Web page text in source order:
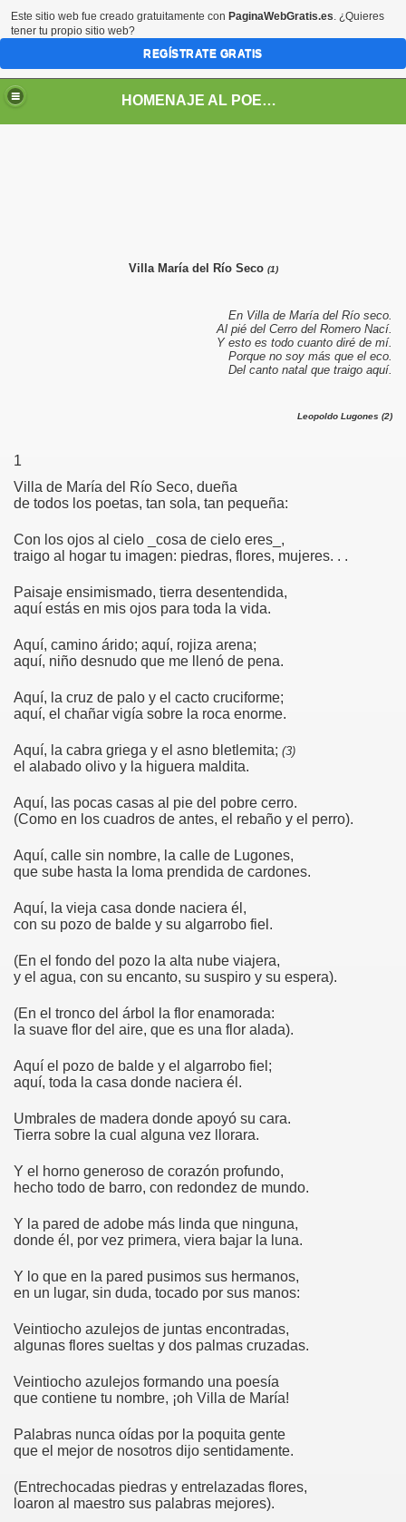
HOMENAJE AL POETA ARGENTINO JOSE PEDRONI
Villa María del Río Seco (1)
En Villa de María del Río seco.
Al pié del Cerro del Romero Nací.
Y esto es todo cuanto diré de mí.
Porque no soy más que el eco.
Del canto natal que traigo aquí.
Leopoldo Lugones (2)
1
Villa de María del Río Seco, dueña
de todos los poetas, tan sola, tan pequeña:
Con los ojos al cielo _ cosa de cielo eres_ ,
traigo al hogar tu imagen: piedras, flores, mujeres. . .
Paisaje ensimismado, tierra desentendida,
aquí estás en mis ojos para toda la vida.
Aquí, camino árido; aquí, rojiza arena;
aquí, niño desnudo que me llenó de pena.
Aquí, la cruz de palo y el cacto cruciforme;
aquí, el chañar vigía sobre la roca enorme.
Aquí, la cabra griega y el asno bletlemita; (3)
el alabado olivo y la higuera maldita.
Aquí, las pocas casas al pie del pobre cerro.
(Como en los cuadros de antes, el rebaño y el perro).
Aquí, calle sin nombre, la calle de Lugones,
que sube hasta la loma prendida de cardones.
Aquí, la vieja casa donde naciera él,
con su pozo de balde y su algarrobo fiel.
(En el fondo del pozo la alta nube viajera,
y el agua, con su encanto, su suspiro y su espera).
(En el tronco del árbol la flor enamorada:
la suave flor del aire, que es una flor alada).
Aquí el pozo de balde y el algarrobo fiel;
aquí, toda la casa donde naciera él.
Umbrales de madera donde apoyó su cara.
Tierra sobre la cual alguna vez llorara.
Y el horno generoso de corazón profundo,
hecho todo de barro, con redondez de mundo.
Y la pared de adobe más linda que ninguna,
donde él, por vez primera, viera bajar la luna.
Y lo que en la pared pusimos sus hermanos,
en un lugar, sin duda, tocado por sus manos:
Veintiocho azulejos de juntas encontradas,
algunas flores sueltas y dos palmas cruzadas.
Veintiocho azulejos formando una poesía
que contiene tu nombre, ¡oh Villa de María!
Palabras nunca oídas por la poquita gente
que el mejor de nosotros dijo sentidamente.
(Entrechocadas piedras y entrelazadas flores,
loaron al maestro sus palabras mejores).
Este sitio web fue creado gratuitamente con PaginaWebGratis.es. ¿Quieres
tener tu propio sitio web?
REGÍSTRATE GRATIS